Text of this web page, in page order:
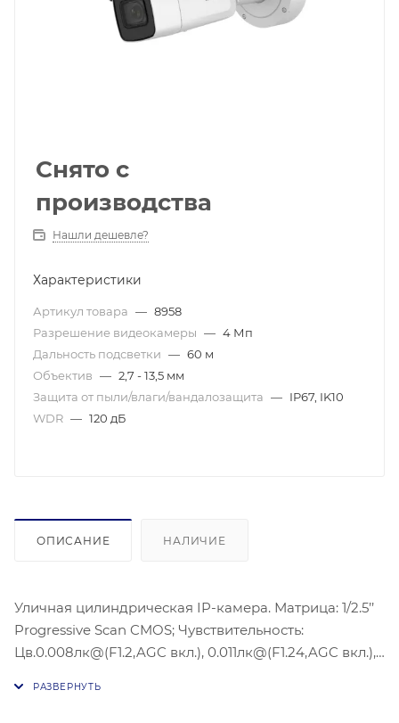
Снято с
производства
Нашли дешевле?
Характеристики
Артикул товара — 8958
Разрешение видеокамеры — 4 Мп
Дальность подсветки — 60 м
Объектив — 2,7 - 13,5 мм
Защита от пыли/влаги/вандалозащита — IP67, IK10
WDR — 120 дБ
ОПИСАНИЕ НАЛИЧИЕ
Уличная цилиндрическая IP-камера. Матрица: 1/2.5’’
Progressive Scan CMOS; Чувствительность:
Цв.0.008лк@(F1.2,AGC вкл.), 0.011лк@(F1.24,AGC вкл.),